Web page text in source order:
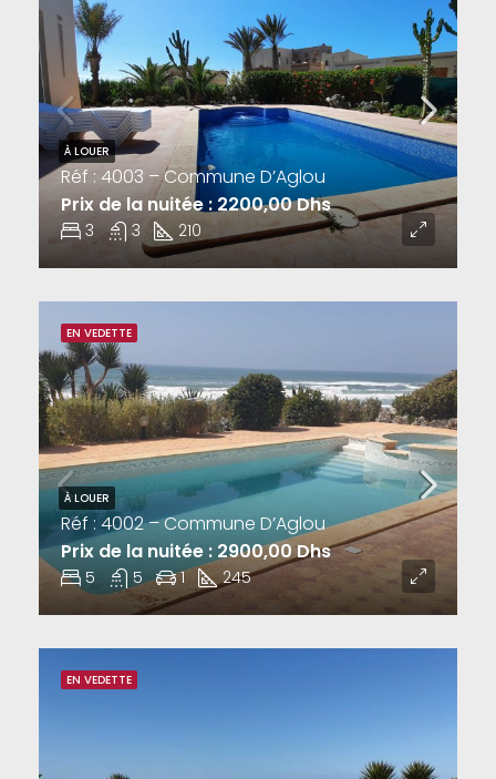
Réf : 4003 – Commune D’Aglou
3 3 210
Prix de la nuitée : 2200,00 Dhs
À LOUER
Réf : 4002 – Commune D’Aglou
5 5 1 245
Prix de la nuitée : 2900,00 Dhs
À LOUER
EN VEDETTE
EN VEDETTE